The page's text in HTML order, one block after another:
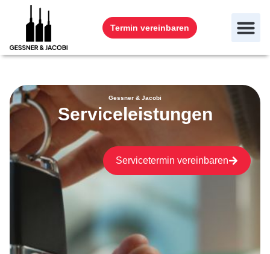
Termin vereinbaren
Gessner & Jacobi
Serviceleistungen
Servicetermin vereinbaren